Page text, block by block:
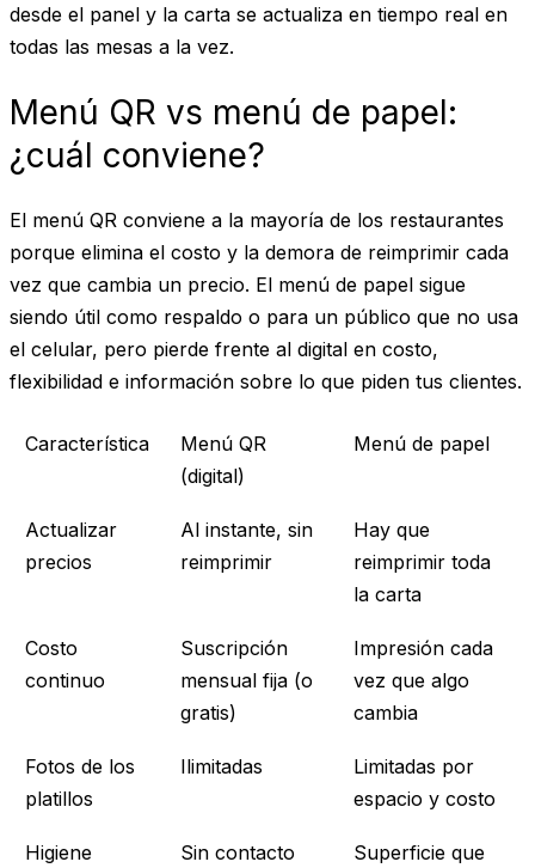
desde el panel y la carta se actualiza en tiempo real en
todas las mesas a la vez.
Menú QR vs menú de papel:
¿cuál conviene?
El menú QR conviene a la mayoría de los restaurantes
porque elimina el costo y la demora de reimprimir cada
vez que cambia un precio. El menú de papel sigue
siendo útil como respaldo o para un público que no usa
el celular, pero pierde frente al digital en costo,
flexibilidad e información sobre lo que piden tus clientes.
Característica
Menú QR
(digital)
Menú de papel
Actualizar
precios
Al instante, sin
reimprimir
Hay que
reimprimir toda
la carta
Costo
continuo
Suscripción
mensual fija (o
gratis)
Impresión cada
vez que algo
cambia
Fotos de los
platillos
Ilimitadas
Limitadas por
espacio y costo
Higiene Sin contacto
Superficie que